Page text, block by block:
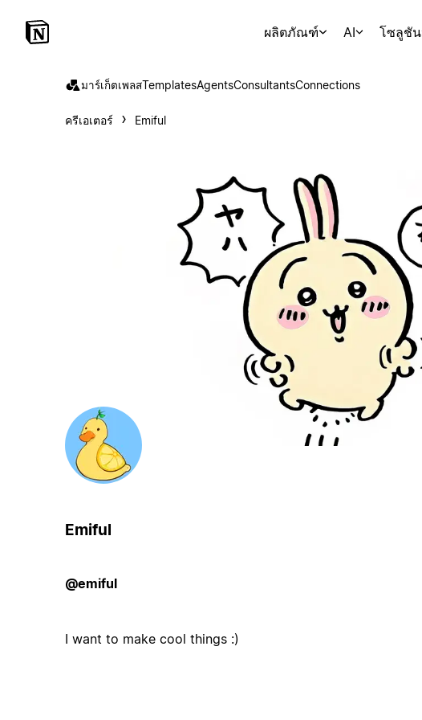
ผลิตภัณฑ์ AI โซลูชัน
มาร์เก็ตเพลสTemplatesAgentsConsultantsConnections
ครีเอเตอร์ Emiful
Emiful
@emiful
I want to make cool things :)